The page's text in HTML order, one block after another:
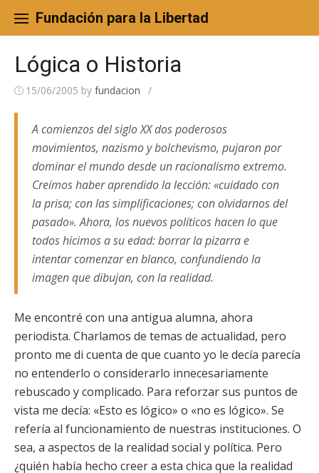
content
Fundación para la Libertad
Lógica o Historia
15/06/2005 by fundacion /
A comienzos del siglo XX dos poderosos
movimientos, nazismo y bolchevismo, pujaron por
dominar el mundo desde un racionalismo extremo.
Creímos haber aprendido la lección: «cuidado con
la prisa; con las simplificaciones; con olvidarnos del
pasado». Ahora, los nuevos políticos hacen lo que
todos hicimos a su edad: borrar la pizarra e
intentar comenzar en blanco, confundiendo la
imagen que dibujan, con la realidad.
Me encontré con una antigua alumna, ahora
periodista. Charlamos de temas de actualidad, pero
pronto me di cuenta de que cuanto yo le decía parecía
no entenderlo o considerarlo innecesariamente
rebuscado y complicado. Para reforzar sus puntos de
vista me decía: «Esto es lógico» o «no es lógico». Se
refería al funcionamiento de nuestras instituciones. O
sea, a aspectos de la realidad social y política. Pero
¿quién había hecho creer a esta chica que la realidad